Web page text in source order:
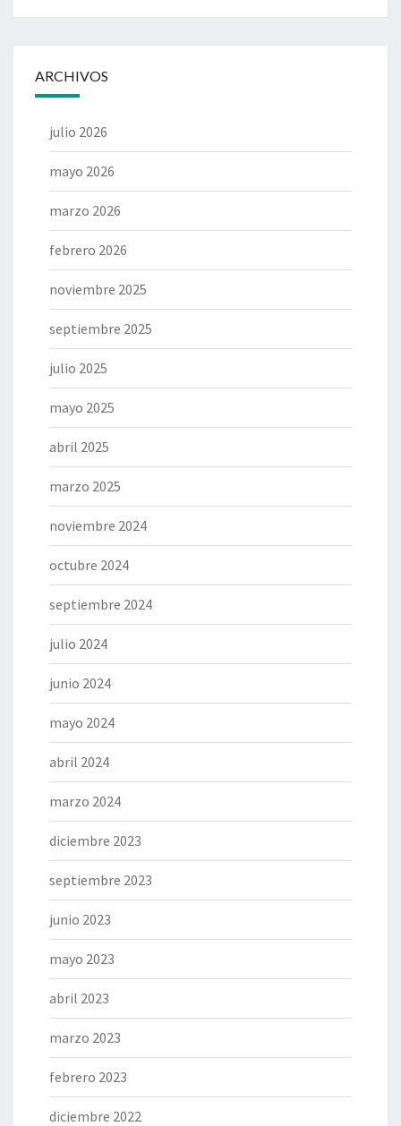
ARCHIVOS
julio 2026
mayo 2026
marzo 2026
febrero 2026
noviembre 2025
septiembre 2025
julio 2025
mayo 2025
abril 2025
marzo 2025
noviembre 2024
octubre 2024
septiembre 2024
julio 2024
junio 2024
mayo 2024
abril 2024
marzo 2024
diciembre 2023
septiembre 2023
junio 2023
mayo 2023
abril 2023
marzo 2023
febrero 2023
diciembre 2022